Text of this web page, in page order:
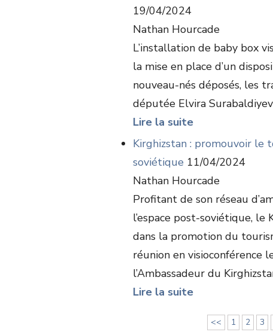
19/04/2024
Nathan Hourcade
L’installation de baby box
la mise en place d’un
nouveau-nés déposés, les
députée Elvira
Lire la suite
Kirghizstan : promouvoir le
soviétique 11/04/2024
Nathan Hourcade
Profitant de son réseau
l’espace post-soviétique,
dans la promotion du
réunion en visioconférence
l’Ambassadeur du
Lire la suite
<< 1 2 3